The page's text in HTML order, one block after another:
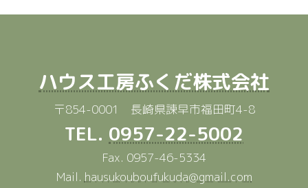
ハウス工房ふくだ株式会社
〒854-0001 長崎県諫早市福田町4-8
TEL. 0957-22-5002
Fax. 0957-46-5334
Mail. hausukouboufukuda@gmail.com